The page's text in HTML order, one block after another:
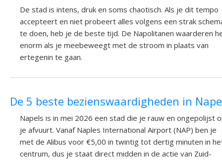
De stad is intens, druk en soms chaotisch. Als je dit tempo
accepteert en niet probeert alles volgens een strak
te doen, heb je de beste tijd. De Napolitanen waarderen
enorm als je meebeweegt met de stroom in plaats van
ertegenin te gaan.
De 5 beste bezienswaardigheden in
Napels is in mei 2026 een stad die je rauw en ongepolijst
je afvuurt. Vanaf Naples International Airport (NAP) ben je
met de Alibus voor €5,00 in twintig tot dertig minuten in
centrum, dus je staat direct midden in de actie van Zuid-